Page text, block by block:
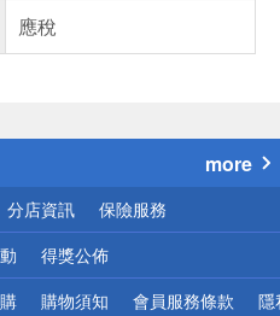
應稅
！
more
分店資訊 保險服務
得獎公佈
購物須知 會員服務條款 隱